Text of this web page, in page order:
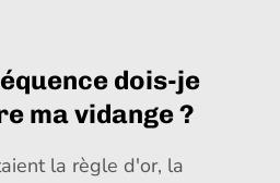
dois-je
ma vidange ?
la règle d'or, la